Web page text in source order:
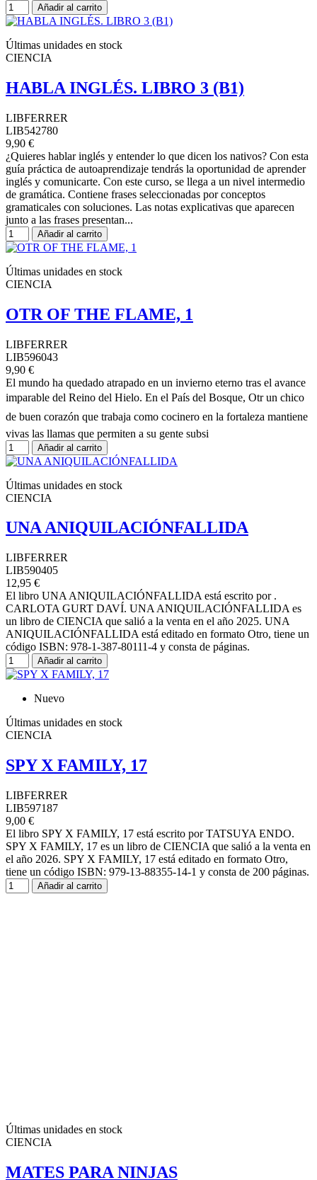
Añadir al carrito
Últimas unidades en stock
CIENCIA
HABLA INGLÉS. LIBRO 3 (B1)
LIBFERRER
LIB542780
9,90 €
¿Quieres hablar inglés y entender lo que dicen los nativos? Con esta
guía práctica de autoaprendizaje tendrás la oportunidad de aprender
inglés y comunicarte. Con este curso, se llega a un nivel intermedio
de gramática. Contiene frases seleccionadas por conceptos
gramaticales con soluciones. Las notas explicativas que aparecen
junto a las frases presentan...
Añadir al carrito
Últimas unidades en stock
CIENCIA
OTR OF THE FLAME, 1
LIBFERRER
LIB596043
9,90 €
El mundo ha quedado atrapado en un invierno eterno tras el avance
imparable del Reino del Hielo. En el País del Bosque, Otr un chico
de buen corazón que trabaja como cocinero en la fortaleza mantiene
vivas las llamas que permiten a su gente subsi
Añadir al carrito
Últimas unidades en stock
CIENCIA
UNA ANIQUILACIÓNFALLIDA
LIBFERRER
LIB590405
12,95 €
El libro UNA ANIQUILACIÓNFALLIDA está escrito por .
CARLOTA GURT DAVÍ. UNA ANIQUILACIÓNFALLIDA es
un libro de CIENCIA que salió a la venta en el año 2025. UNA
ANIQUILACIÓNFALLIDA está editado en formato Otro, tiene un
código ISBN: 978-1-387-80111-4 y consta de páginas.
Añadir al carrito
Nuevo
Últimas unidades en stock
CIENCIA
SPY X FAMILY, 17
LIBFERRER
LIB597187
9,00 €
El libro SPY X FAMILY, 17 está escrito por TATSUYA ENDO.
SPY X FAMILY, 17 es un libro de CIENCIA que salió a la venta en
el año 2026. SPY X FAMILY, 17 está editado en formato Otro,
tiene un código ISBN: 979-13-88355-14-1 y consta de 200 páginas.
Añadir al carrito
Últimas unidades en stock
CIENCIA
MATES PARA NINJAS